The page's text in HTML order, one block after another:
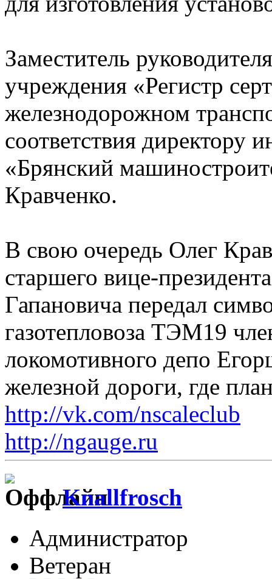
Заместитель
учреждения «Регистр
железнодорожном
соответствия директору
«Брянский
Кравченко.
В свою очередь Олег
старшего вице-
Гапановича передал
газотепловоза ТЭМ19
локомотивного депо
железной дороги, где
http://vk.com/nscaleclub
http://ngauge.ru
Knallfrosch
Администратор
Ветеран